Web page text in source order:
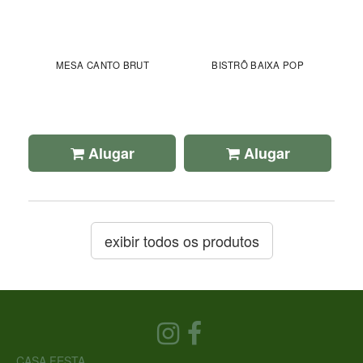
MESA CANTO BRUT
Alugar
BISTRÔ BAIXA POP
Alugar
exibir todos os produtos